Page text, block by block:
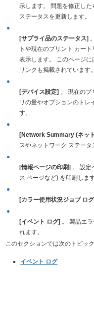
示します。 問題を修正した
ステータスを更新します。
●
[サプライ品のステータス]
トや現在のプリント カー
表示します。 このページ
リンクも掲載されています。
●
[デバイス設定] 。 現在のプ
リの量やオプションのトレ
す。
●
[Network Summary (ネッ
スやネットワーク ステータ
●
[情報ページの印刷] 。 設定
ス ページなど) を印刷しま
●
[カラー使用状況ジョブ ロ
●
[イベント ログ] 。 製品エ
れます。
このセクションでは次のトピッ
イベント ログ